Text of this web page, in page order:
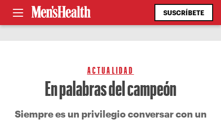
SUSCRÍBETE
ACTUALIDAD
En palabras del campeón
Siempre es un privilegio conversar con un